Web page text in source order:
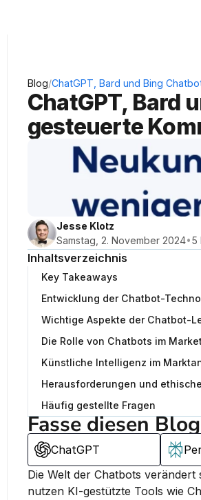
Blog/ChatGPT, Bard und Bing
ChatGPT, Bard
gesteuerte
Jesse Klotz
Samstag, 2. November 2024•5
Inhaltsverzeichnis
Key Takeaways
Entwicklung der Chatbot-
Wichtige Aspekte der Chatbot-
Die Rolle von Chatbots im
Künstliche Intelligenz im
Herausforderungen und
Häufig gestellte Fragen
Fasse diesen
ChatGPT
Die Welt der Chatbots
nutzen KI-gestützte Tools wie